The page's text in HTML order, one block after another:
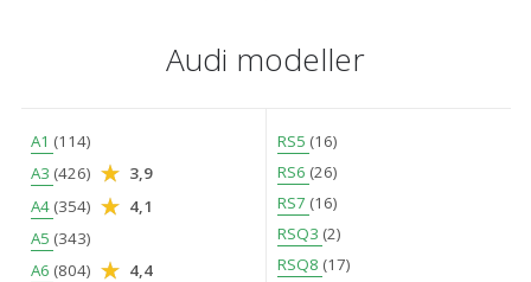
Audi modeller
A1 (114)
A3 (426)
3,9
A4 (354)
4,1
A5 (343)
A6 (804)
4,4
RS5 (16)
RS6 (26)
RS7 (16)
RSQ3 (2)
RSQ8 (17)